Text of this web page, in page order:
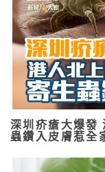
深圳疥瘡大爆發
蟲鑽入皮膚惹全